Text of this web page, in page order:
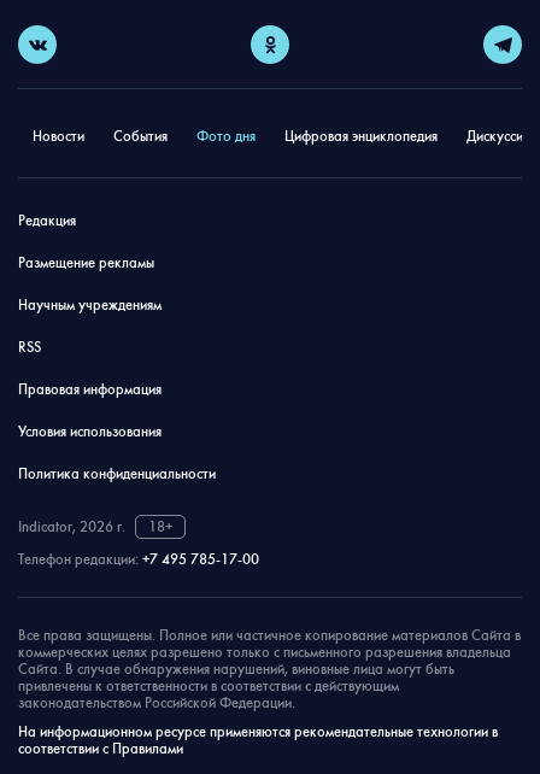
Новости События Фото дня Цифровая энциклопедия
Редакция
Размещение рекламы
Научным учреждениям
RSS
Правовая информация
Условия использования
Политика конфиденциальности
Indicator, 2026 г.
18+
Телефон редакции: +7 495 785-17-00
Все права защищены. Полное или частичное копирование материалов Сайта в
коммерческих целях разрешено только с письменного разрешения владельца
Сайта. В случае обнаружения нарушений, виновные лица могут быть
привлечены к ответственности в соответствии с действующим
законодательством Российской Федерации.
На информационном ресурсе применяются рекомендательные технологии в
соответствии с Правилами